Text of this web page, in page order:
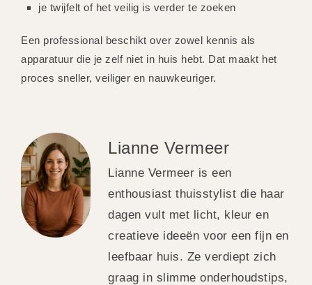
je twijfelt of het veilig is verder te zoeken
Een professional beschikt over zowel kennis als
apparatuur die je zelf niet in huis hebt. Dat maakt het
proces sneller, veiliger en nauwkeuriger.
Lianne Vermeer
Lianne Vermeer is een
enthousiast thuisstylist die haar
dagen vult met licht, kleur en
creatieve ideeën voor een fijn en
leefbaar huis. Ze verdiept zich
graag in slimme onderhoudstips,